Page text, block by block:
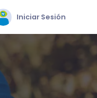
Iniciar Sesión